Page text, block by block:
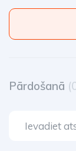
Pārdošanā